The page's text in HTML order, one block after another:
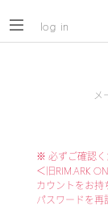
log in
メ
※ 必ずご確認
＜旧RIM.ARK
カウントをお持
パスワードを再